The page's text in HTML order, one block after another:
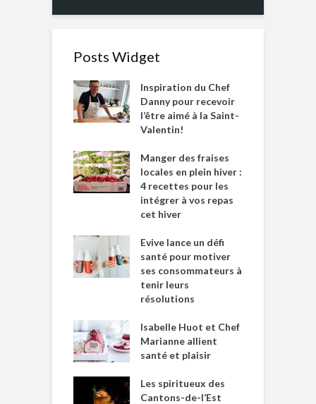
Posts Widget
Inspiration du Chef
Danny pour recevoir
l’être aimé à la Saint-
Valentin!
Manger des fraises
locales en plein hiver :
4 recettes pour les
intégrer à vos repas
cet hiver
Evive lance un défi
santé pour motiver
ses consommateurs à
tenir leurs
résolutions
Isabelle Huot et Chef
Marianne allient
santé et plaisir
Les spiritueux des
Cantons-de-l’Est